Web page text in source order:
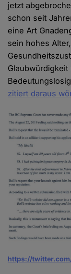
jetzt
schon seit
eine Art
sein hohes
zitiert daraus
https://